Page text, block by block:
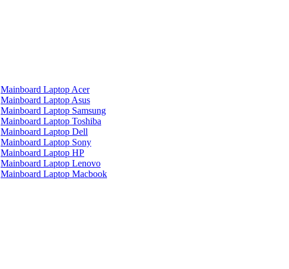
Mainboard Laptop Acer
Mainboard Laptop Asus
Mainboard Laptop Samsung
Mainboard Laptop Toshiba
Mainboard Laptop Dell
Mainboard Laptop Sony
Mainboard Laptop HP
Mainboard Laptop Lenovo
Mainboard Laptop Macbook